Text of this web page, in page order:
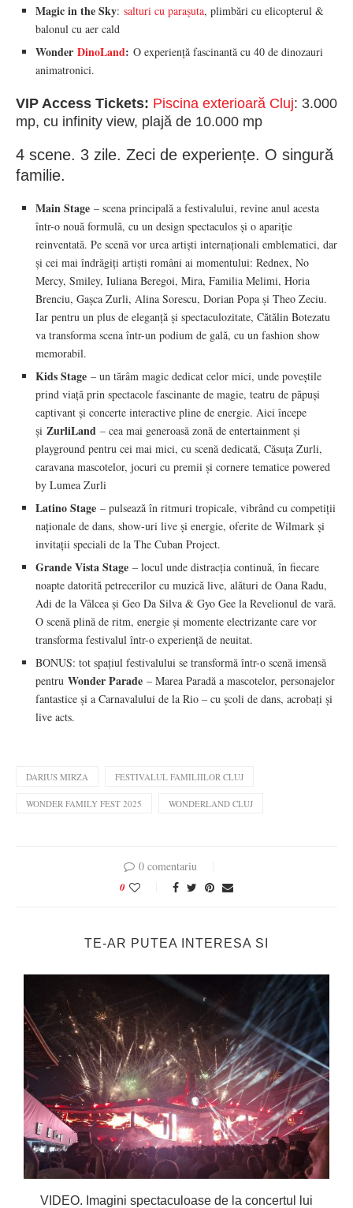
Magic in the Sky: salturi cu parașuta, plimbări cu elicopterul &
balonul cu aer cald
Wonder DinoLand: O experiență fascinantă cu 40 de dinozauri
animatronici.
VIP Access Tickets: Piscina exterioară Cluj: 3.000
mp, cu infinity view, plajă de 10.000 mp
4 scene. 3 zile. Zeci de experiențe. O singură
familie.
Main Stage – scena principală a festivalului, revine anul acesta
într-o nouă formulă, cu un design spectaculos și o apariție
reinventată. Pe scenă vor urca artiști internaționali emblematici, dar
și cei mai îndrăgiți artiști români ai momentului: Rednex, No
Mercy, Smiley, Iuliana Beregoi, Mira, Familia Melimi, Horia
Brenciu, Gașca Zurli, Alina Sorescu, Dorian Popa și Theo Zeciu.
Iar pentru un plus de eleganță și spectaculozitate, Cătălin Botezatu
va transforma scena într-un podium de gală, cu un fashion show
memorabil.
Kids Stage – un tărâm magic dedicat celor mici, unde poveștile
prind viață prin spectacole fascinante de magie, teatru de păpuși
captivant și concerte interactive pline de energie. Aici începe
și ZurliLand – cea mai generoasă zonă de entertainment și
playground pentru cei mai mici, cu scenă dedicată, Căsuța Zurli,
caravana mascotelor, jocuri cu premii și cornere tematice powered
by Lumea Zurli
Latino Stage – pulsează în ritmuri tropicale, vibrând cu competiții
naționale de dans, show-uri live și energie, oferite de Wilmark și
invitații speciali de la The Cuban Project.
Grande Vista Stage – locul unde distracția continuă, în fiecare
noapte datorită petrecerilor cu muzică live, alături de Oana Radu,
Adi de la Vâlcea și Geo Da Silva & Gyo Gee la Revelionul de vară.
O scenă plină de ritm, energie și momente electrizante care vor
transforma festivalul într-o experiență de neuitat.
BONUS: tot spațiul festivalului se transformă într-o scenă imensă
pentru Wonder Parade – Marea Paradă a mascotelor, personajelor
fantastice și a Carnavalului de la Rio – cu școli de dans, acrobați și
live acts.
DARIUS MIRZA FESTIVALUL FAMILIILOR CLUJ
WONDER FAMILY FEST 2025 WONDERLAND CLUJ
0 comentariu
0
TE-AR PUTEA INTERESA SI
VIDEO. Imagini spectaculoase de la concertul lui